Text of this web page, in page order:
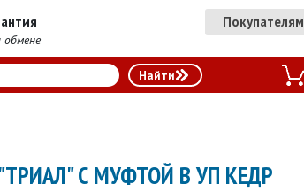
обмене
Покупателям
С МУФТОЙ В УП КЕДР